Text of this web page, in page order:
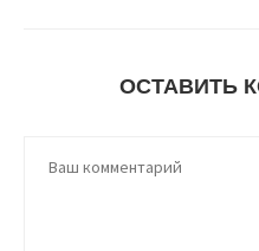
ОСТАВИТЬ